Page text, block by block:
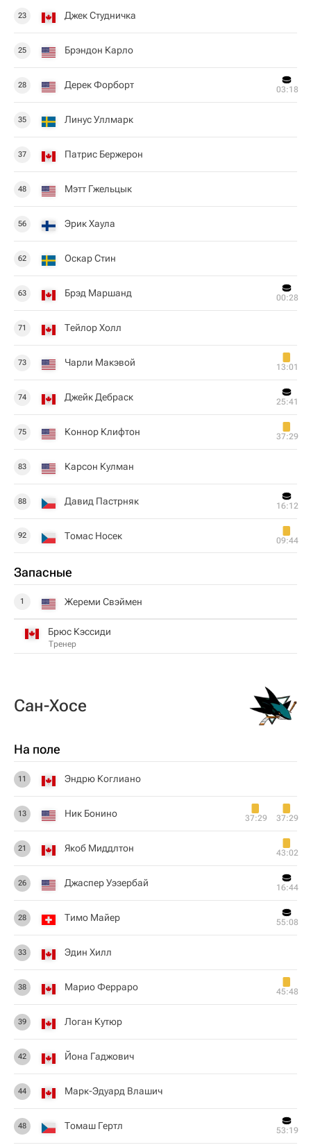
23 Джек Студничка
25 Брэндон Карло
28 Дерек Форборт 03:18
35 Линус Уллмарк
37 Патрис Бержерон
48 Мэтт Гжельцык
56 Эрик Хаула
62 Оскар Стин
63 Брэд Маршанд 00:28
71 Тейлор Холл
73 Чарли Макэвой 13:01
74 Джейк Дебраск 25:41
75 Коннор Клифтон 37:29
83 Карсон Кулман
88 Давид Пастрняк 16:12
92 Томас Носек 09:44
Запасные
1 Жереми Свэймен
Брюс Кэссиди
Тренер
Сан-Хосе
На поле
11 Эндрю Коглиано
13 Ник Бонино 37:29 37:29
21 Якоб Миддлтон 43:02
26 Джаспер Уэзербай 16:44
28 Тимо Майер 55:08
33 Эдин Хилл
38 Марио Ферраро 45:48
39 Логан Кутюр
42 Йона Гаджович
44 Марк-Эдуард Влашич
48 Томаш Гертл 53:19